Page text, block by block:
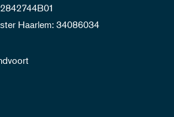
Haarlem: 34086034